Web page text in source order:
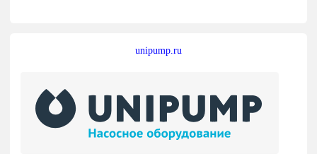
unipump.ru